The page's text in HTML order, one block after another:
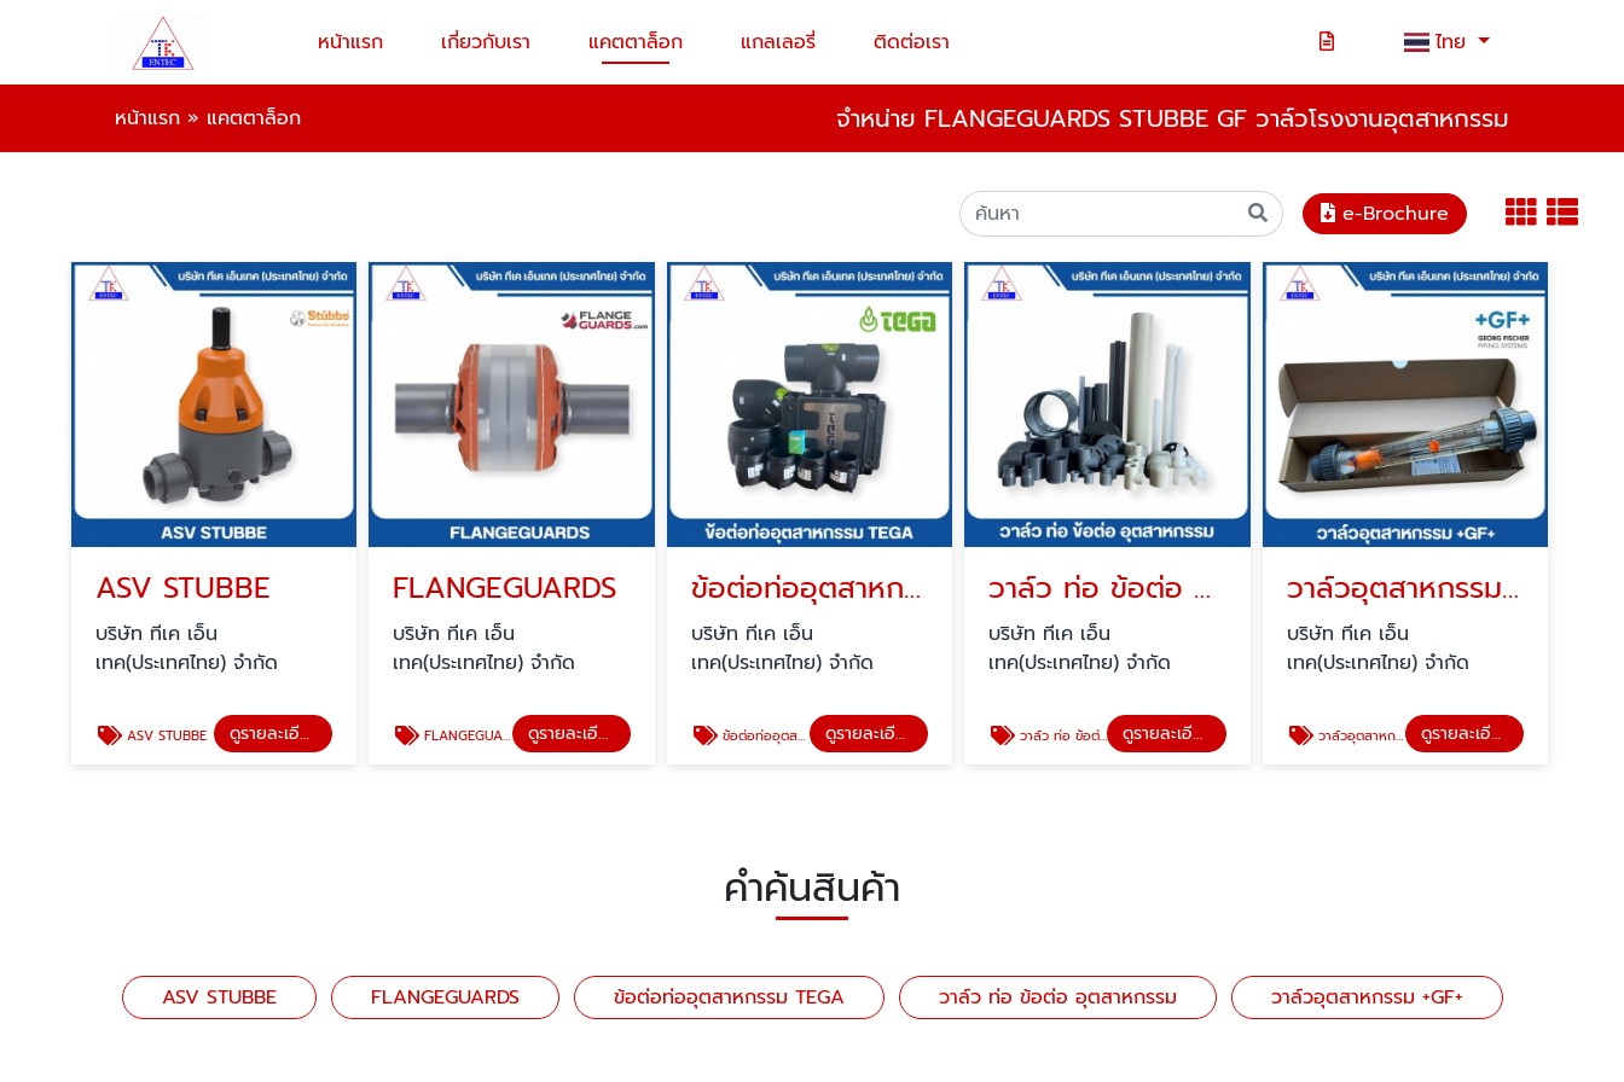
หน้าแรก เกี่ยวกับเรา แคตตาล็อก แกลเลอรี่ ติดต่อเรา ไทย
หน้าแรก » แคตตาล็อก จำหน่าย FLANGEGUARDS STUBBE GF วาล์วโรงงานอุตสาหกรรม
e-Brochure
ASV STUBBE
บริษัท ทีเค เอ็น
เทค(ประเทศไทย) จำกัด
ASV STUBBE ดูรายละเอียด
FLANGEGUARDS
บริษัท ทีเค เอ็น
เทค(ประเทศไทย) จำกัด
FLANGEGUARDS ดูรายละเอียด
ข้อต่อท่ออุตสาหกรรม TEGA
บริษัท ทีเค เอ็น
เทค(ประเทศไทย) จำกัด
ข้อต่อท่ออุตสาหกรรม TEGA ดูรายละเอียด
วาล์ว ท่อ ข้อต่อ อุตสาหกรรม
บริษัท ทีเค เอ็น
เทค(ประเทศไทย) จำกัด
วาล์ว ท่อ ข้อต่อ อุตสาหกรรม ดูรายละเอียด
วาล์วอุตสาหกรรม +GF+
บริษัท ทีเค เอ็น
เทค(ประเทศไทย) จำกัด
วาล์วอุตสาหกรรม +GF+ ดูรายละเอียด
คำค้นสินค้า
ASV STUBBE FLANGEGUARDS ข้อต่อท่ออุตสาหกรรม TEGA วาล์ว ท่อ ข้อต่อ อุตสาหกรรม วาล์วอุตสาหกรรม +GF+